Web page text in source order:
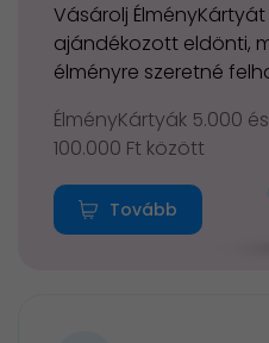
Vásárolj
ajándékozott eldönti,
élményre szeretné
ÉlményKártyák 5.000 és
100.000 Ft között
Tovább